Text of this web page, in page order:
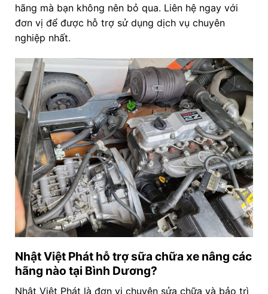
hãng mà bạn không nên bỏ qua. Liên hệ ngay với
đơn vị để được hỗ trợ sử dụng dịch vụ chuyên
nghiệp nhất.
Nhật Việt Phát hỗ trợ sữa chữa xe nâng các
hãng nào tại Bình Dương?
Nhật Việt Phát là đơn vị chuyên sửa chữa và bảo trì